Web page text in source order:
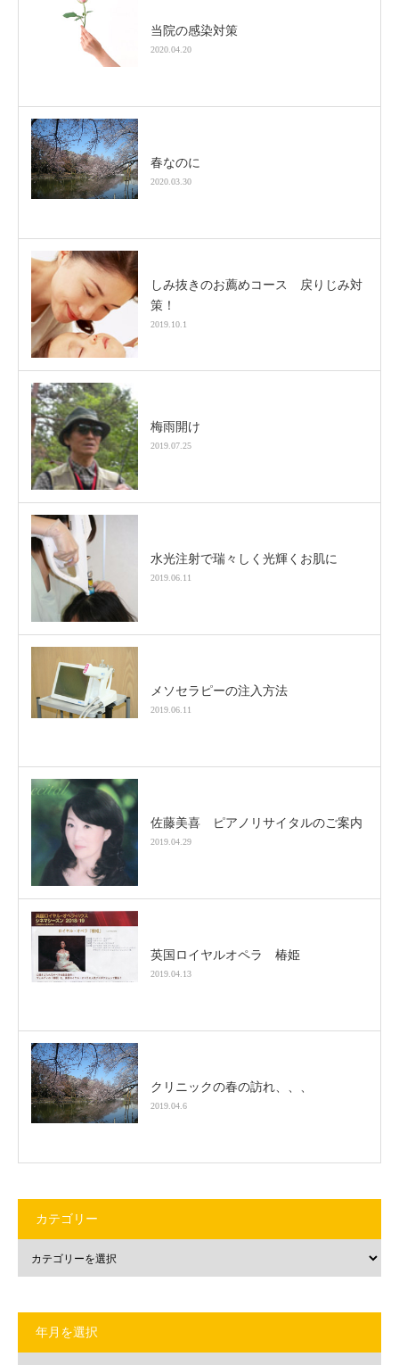
当院の感染対策
2020.04.20
春なのに
2020.03.30
しみ抜きのお薦めコース 戻りじみ対
策！
2019.10.1
梅雨開け
2019.07.25
水光注射で瑞々しく光輝くお肌に
2019.06.11
メソセラピーの注入方法
2019.06.11
佐藤美喜 ピアノリサイタルのご案内
2019.04.29
英国ロイヤルオペラ 椿姫
2019.04.13
クリニックの春の訪れ、、、
2019.04.6
カテゴリー
年月を選択